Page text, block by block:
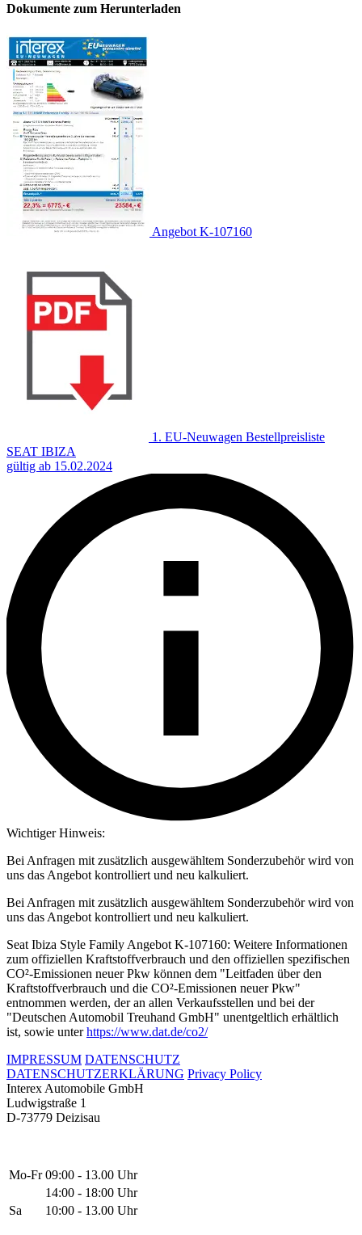
Dokumente zum Herunterladen
Angebot K-107160
1. EU-Neuwagen Bestellpreisliste
SEAT IBIZA
gültig ab 15.02.2024
Wichtiger Hinweis:
Bei Anfragen mit zusätzlich ausgewähltem Sonderzubehör wird von
uns das Angebot kontrolliert und neu kalkuliert.
Bei Anfragen mit zusätzlich ausgewähltem Sonderzubehör wird von
uns das Angebot kontrolliert und neu kalkuliert.
Seat Ibiza Style Family Angebot K-107160: Weitere Informationen
zum offiziellen Kraftstoffverbrauch und den offiziellen spezifischen
CO²-Emissionen neuer Pkw können dem "Leitfaden über den
Kraftstoffverbrauch und die CO²-Emissionen neuer Pkw"
entnommen werden, der an allen Verkaufsstellen und bei der
"Deutschen Automobil Treuhand GmbH" unentgeltlich erhältlich
ist, sowie unterhttps://www.dat.de/co2/
IMPRESSUM DATENSCHUTZ
DATENSCHUTZERKLÄRUNG Privacy Policy
Interex Automobile GmbH
Ludwigstraße 1
D-73779 Deizisau
Mo-Fr 09:00 - 13.00 Uhr
14:00 - 18:00 Uhr
Sa
10:00 - 13.00 Uhr